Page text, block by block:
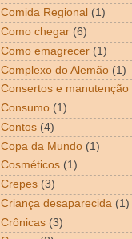
Comida Regional (1)
Como chegar (6)
Como emagrecer (1)
Complexo do Alemão (1)
Consertos e manutenção
Consumo (1)
Contos (4)
Copa da Mundo (1)
Cosméticos (1)
Crepes (3)
Criança desaparecida (1)
Crônicas (3)